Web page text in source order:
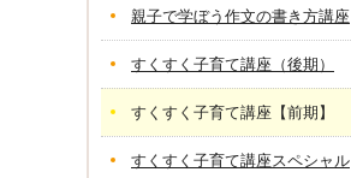
親子で学ぼう作文の書き方講座
すくすく子育て講座（後期）
すくすく子育て講座【前期】
すくすく子育て講座スペシャル